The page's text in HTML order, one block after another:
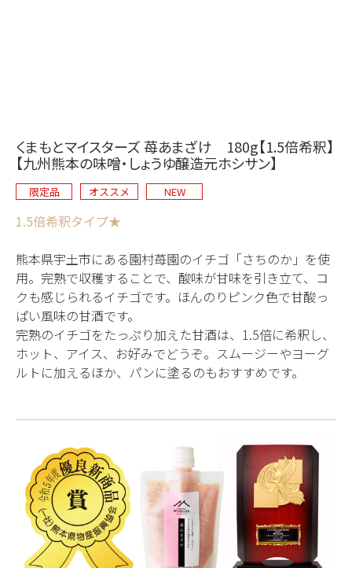
くまもとマイスターズ 苺あまざけ 180g【1.5倍希釈】
【九州熊本の味噌・しょうゆ醸造元ホシサン】
限定品 オススメ NEW
1.5倍希釈タイプ★
熊本県宇土市にある園村苺園のイチゴ「さちのか」を使
用。完熟で収穫することで、酸味が甘味を引き立て、コ
クも感じられるイチゴです。ほんのりピンク色で甘酸っ
ぱい風味の甘酒です。
完熟のイチゴをたっぷり加えた甘酒は、1.5倍に希釈し、
ホット、アイス、お好みでどうぞ。スムージーやヨーグ
ルトに加えるほか、パンに塗るのもおすすめです。